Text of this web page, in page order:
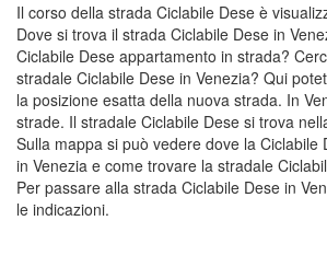
Il corso della strada Ciclabile Dese è
Dove si trova il strada Ciclabile Dese in
Ciclabile Dese appartamento in strada?
stradale Ciclabile Dese in Venezia? Qui
la posizione esatta della nuova strada. In
strade. Il stradale Ciclabile Dese si trova
Sulla mappa si può vedere dove la Ciclabile
in Venezia e come trovare la stradale
Per passare alla strada Ciclabile Dese in
le indicazioni.